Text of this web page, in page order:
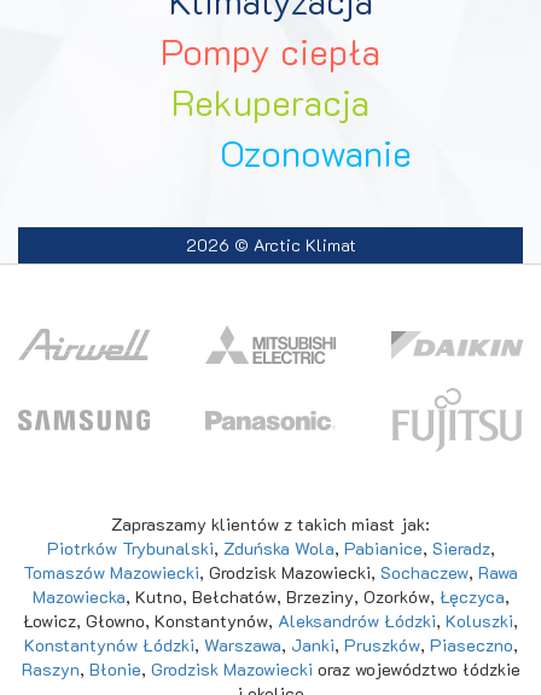
2026 © Arctic Klimat
Pompy ciepła
Rekuperacja
Ozonowanie
Zapraszamy klientów z takich miast jak:
Piotrków Trybunalski, Zduńska Wola, Pabianice, Sieradz,
Tomaszów Mazowiecki, Grodzisk Mazowiecki, Sochaczew, Rawa
Mazowiecka, Kutno, Bełchatów, Brzeziny, Ozorków, Łęczyca,
Łowicz, Głowno, Konstantynów, Aleksandrów Łódzki, Koluszki,
Konstantynów Łódzki, Warszawa, Janki, Pruszków, Piaseczno,
Raszyn, Błonie, Grodzisk Mazowiecki oraz województwo łódzkie